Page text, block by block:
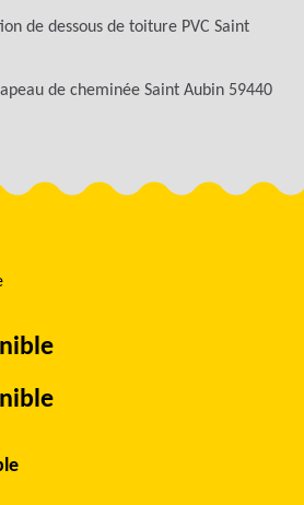
de dessous de toiture PVC Saint
de cheminée Saint Aubin 59440